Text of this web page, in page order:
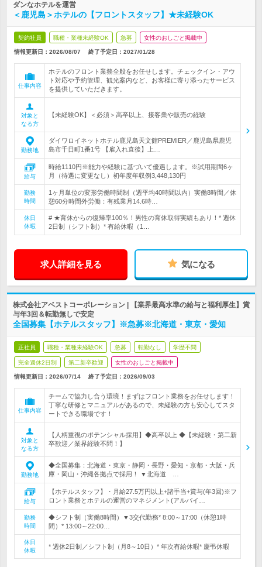
ダンなホテルを運営
＜鹿児島＞ホテルの【フロントスタッフ】★未経験OK
契約社員 職種・業種未経験OK 急募 女性のおしごと掲載中
情報更新日：2026/08/07 終了予定日： 2027/01/28
仕事内容
ホテルのフロント業務全般をお任せします。チェックイン・アウ
ト対応や予約管理、観光案内など、お客様に寄り添ったサービス
を提供していただきます。
対象と
なる方
【未経験OK】＜必須＞高卒以上、接客業や販売の経験
勤務地
ダイワロイネットホテル鹿児島天文館PREMIER／鹿児島県鹿児
島市千日町1番1号 【雇入れ直後】上…
給与
時給1110円※能力や経験に基づいて優遇します。※試用期間6ヶ
月（待遇に変更なし）初年度年収例3,448,130円
勤務
時間
1ヶ月単位の変形労働時間制（週平均40時間以内）実働8時間／休
憩60分時間外労働：有残業月14.6時…
休日
休暇
# ★育休からの復帰率100％！男性の育休取得実績もあり！* 週休
2日制（シフト制）* 有給休暇（1…
求人詳細を見る 気になる
株式会社アベストコーポレーション | 【業界最高水準の給与と福利厚生】賞
与年3回＆転勤無しで安定
全国募集【ホテルスタッフ】※急募※北海道・東京・愛知
正社員 職種・業種未経験OK 急募 転勤なし 学歴不問
完全週休2日制 第二新卒歓迎 女性のおしごと掲載中
情報更新日：2026/07/14 終了予定日： 2026/09/03
仕事内容
チームで協力し合う環境！まずはフロント業務をお任せします！
丁寧な研修とマニュアルがあるので、未経験の方も安心してスタ
ートできる職場です！
対象と
なる方
【人柄重視のポテンシャル採用】◆高卒以上 ◆【未経験・第二新
卒歓迎／業界経験不問！】
勤務地
◆全国募集：北海道・東京・静岡・長野・愛知・京都・大阪・兵
庫・岡山・沖縄各拠点で採用！ ▼北海道 …
給与
【ホテルスタッフ】・月給27.5万円以上+諸手当+賞与(年3回)※フ
ロント業務とホテルの運営のマネジメント(アルバイ…
勤務
時間
◆シフト制（実働8時間）▼3交代勤務* 8:00～17:00（休憩1時
間）* 13:00～22:00…
休日
休暇
* 週休2日制／シフト制（月8～10日）* 年次有給休暇* 慶弔休暇